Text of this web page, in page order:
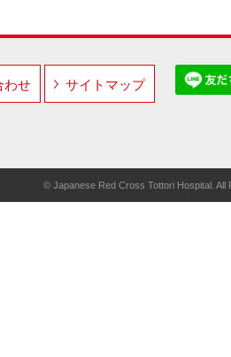
わせ サイトマップ
© Japanese Red Cross Tottori Hospital. All